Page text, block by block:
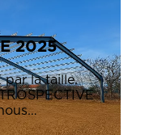
2025
par la taille.